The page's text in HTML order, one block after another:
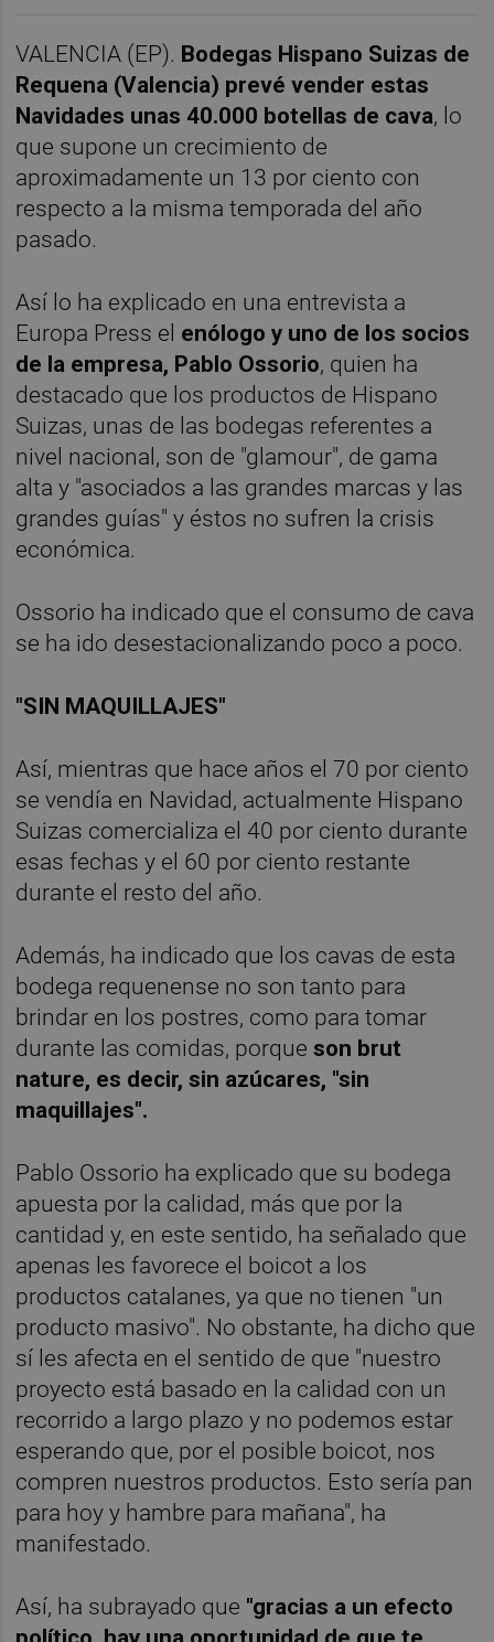
VALENCIA (EP). Bodegas Hispano Suizas de
Requena (Valencia) prevé vender estas
Navidades unas 40.000 botellas de cava, lo
que supone un crecimiento de
aproximadamente un 13 por ciento con
respecto a la misma temporada del año
pasado.
Así lo ha explicado en una entrevista a
Europa Press el enólogo y uno de los socios
de la empresa, Pablo Ossorio, quien ha
destacado que los productos de Hispano
Suizas, unas de las bodegas referentes a
nivel nacional, son de "glamour", de gama
alta y "asociados a las grandes marcas y las
grandes guías" y éstos no sufren la crisis
económica.
Ossorio ha indicado que el consumo de cava
se ha ido desestacionalizando poco a poco.
"SIN MAQUILLAJES"
Así, mientras que hace años el 70 por ciento
se vendía en Navidad, actualmente Hispano
Suizas comercializa el 40 por ciento durante
esas fechas y el 60 por ciento restante
durante el resto del año.
Además, ha indicado que los cavas de esta
bodega requenense no son tanto para
brindar en los postres, como para tomar
durante las comidas, porque son brut
nature, es decir, sin azúcares, "sin
maquillajes".
Pablo Ossorio ha explicado que su bodega
apuesta por la calidad, más que por la
cantidad y, en este sentido, ha señalado que
apenas les favorece el boicot a los
productos catalanes, ya que no tienen "un
producto masivo". No obstante, ha dicho que
sí les afecta en el sentido de que "nuestro
proyecto está basado en la calidad con un
recorrido a largo plazo y no podemos estar
esperando que, por el posible boicot, nos
compren nuestros productos. Esto sería pan
para hoy y hambre para mañana", ha
manifestado.
Así, ha subrayado que "gracias a un efecto